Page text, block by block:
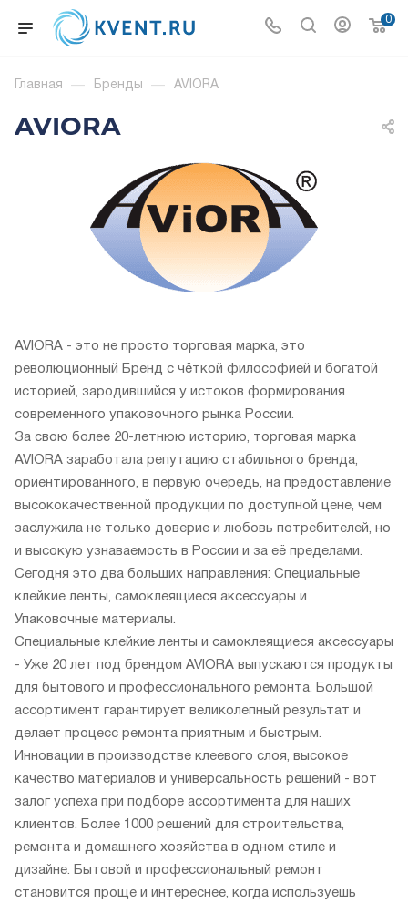
0
Главная — Бренды — AVIORA
AVIORA
AVIORA - это не просто торговая марка, это
революционный Бренд с чёткой философией и богатой
историей, зародившийся у истоков формирования
современного упаковочного рынка России.
За свою более 20-летнюю историю, торговая марка
AVIORA заработала репутацию стабильного бренда,
ориентированного, в первую очередь, на предоставление
высококачественной продукции по доступной цене, чем
заслужила не только доверие и любовь потребителей, но
и высокую узнаваемость в России и за её пределами.
Сегодня это два больших направления: Специальные
клейкие ленты, самоклеящиеся аксессуары и
Упаковочные материалы.
Специальные клейкие ленты и самоклеящиеся аксессуары
- Уже 20 лет под брендом AVIORA выпускаются продукты
для бытового и профессионального ремонта. Большой
ассортимент гарантирует великолепный результат и
делает процесс ремонта приятным и быстрым.
Инновации в производстве клеевого слоя, высокое
качество материалов и универсальность решений - вот
залог успеха при подборе ассортимента для наших
клиентов. Более 1000 решений для строительства,
ремонта и домашнего хозяйства в одном стиле и
дизайне. Бытовой и профессиональный ремонт
становится проще и интереснее, когда используешь